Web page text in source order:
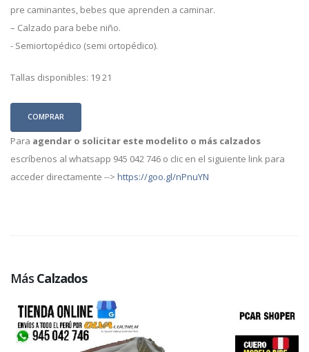
pre caminantes, bebes que aprenden a caminar.
– Calzado para bebe niño.
- Semiortopédico (semi ortopédico).
Tallas disponibles: 19 21
COMPRAR
Para agendar o solicitar este modelito o más calzados
escríbenos al whatsapp 945 042 746 o clic en el siguiente link para
acceder directamente --> https://goo.gl/nPnuYN
Más Calzados